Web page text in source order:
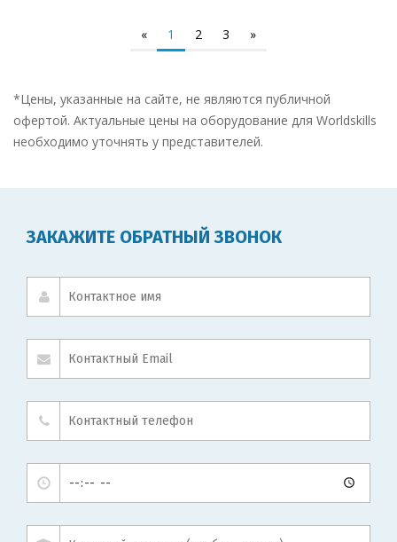
« 1 2 3 »
*Цены, указанные на сайте, не являются публичной
офертой. Актуальные цены на оборудование для Worldskills
необходимо уточнять у представителей.
ЗАКАЖИТЕ ОБРАТНЫЙ ЗВОНОК